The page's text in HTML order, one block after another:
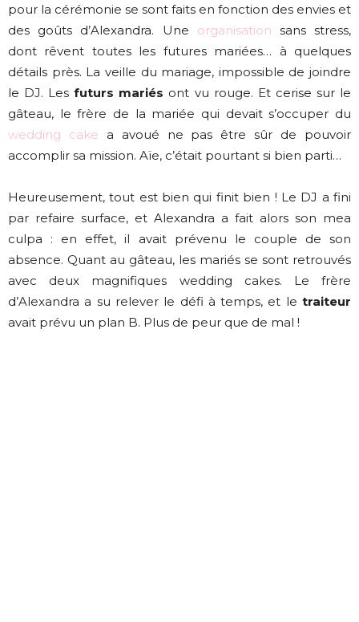
pour la cérémonie se sont faits en fonction des envies et
des goûts d’Alexandra. Une organisation sans stress,
dont rêvent toutes les futures mariées… à quelques
détails près. La veille du mariage, impossible de joindre
le DJ. Lesfuturs mariés ont vu rouge. Et cerise sur le
gâteau, le frère de la mariée qui devait s’occuper du
wedding cake a avoué ne pas être sûr de pouvoir
accomplir sa mission. Aïe, c’était pourtant si bien parti…
Heureusement, tout est bien qui finit bien ! Le DJ a fini
par refaire surface, et Alexandra a fait alors son mea
culpa : en effet, il avait prévenu le couple de son
absence. Quant au gâteau, les mariés se sont retrouvés
avec deux magnifiques wedding cakes. Le frère
d’Alexandra a su relever le défi à temps, et le traiteur
avait prévu un plan B. Plus de peur que de mal !